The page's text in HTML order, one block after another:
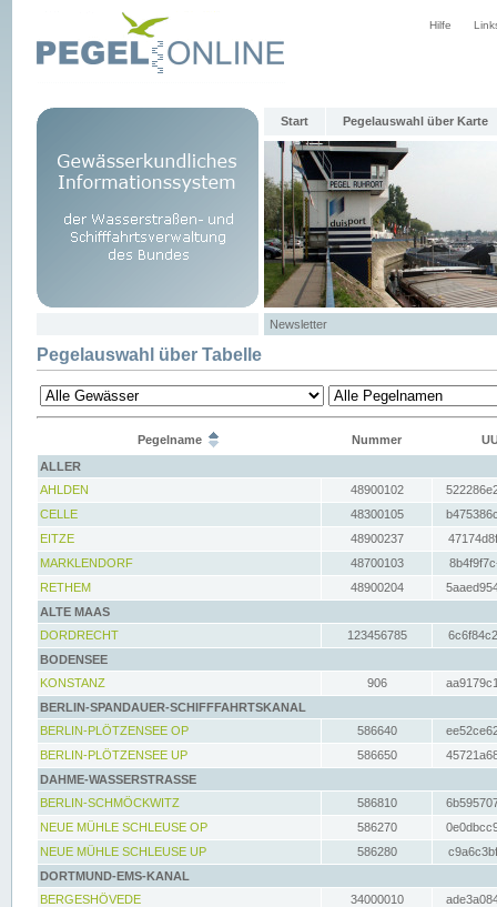
Hilfe
Start Pegelauswahl über Karte
Newsletter
Pegelauswahl über Tabelle
Pegelname Nummer
ALLER
AHLDEN
48900102
CELLE
48300105
EITZE
48900237
MARKLENDORF
48700103
RETHEM
48900204
ALTE MAAS
DORDRECHT
123456785
BODENSEE
KONSTANZ
906
BERLIN-SPANDAUER-SCHIFFFAHRTSKANAL
BERLIN-PLÖTZENSEE OP
586640
BERLIN-PLÖTZENSEE UP
586650
DAHME-WASSERSTRASSE
BERLIN-SCHMÖCKWITZ
586810
NEUE MÜHLE SCHLEUSE OP
586270
NEUE MÜHLE SCHLEUSE UP
586280
DORTMUND-EMS-KANAL
BERGESHÖVEDE
34000010